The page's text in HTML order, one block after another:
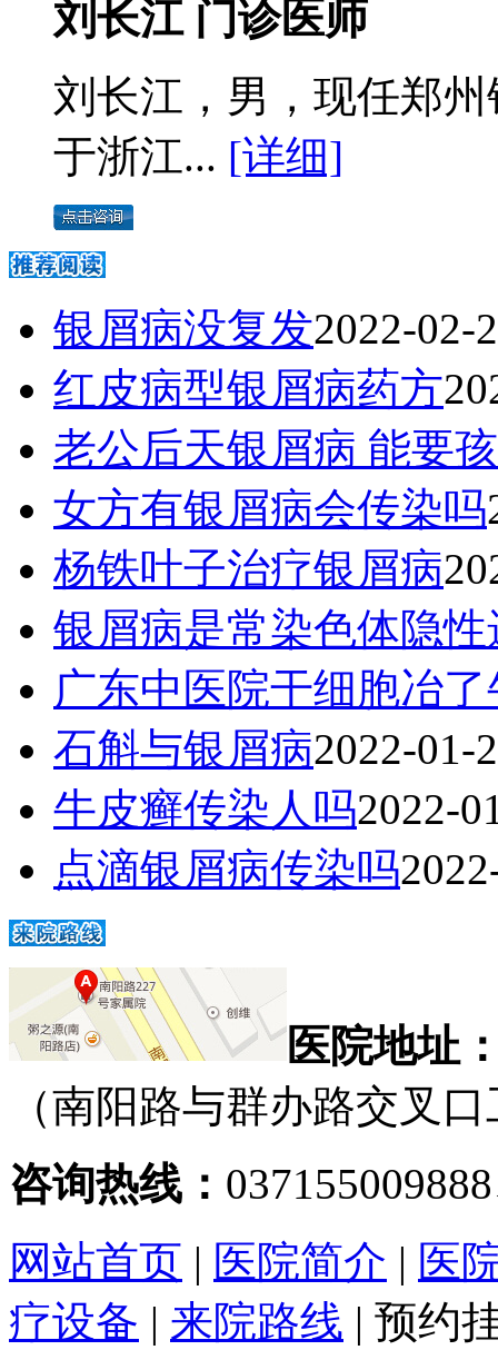
刘长江 门诊医师
刘长江，男，现任郑
于浙江... [详细]
银屑病没复发2022-02-
红皮病型银屑病药方
老公后天银屑病 能要
女方有银屑病会传染吗
杨铁叶子治疗银屑病
银屑病是常染色体隐性
广东中医院干细胞冶
石斛与银屑病2022-01-
牛皮癣传染人吗2022-
点滴银屑病传染吗
医院地址
（南阳路与群办路交叉
咨询热线：
网站首页 | 医院简介 | 医
疗设备 | 来院路线 | 预约